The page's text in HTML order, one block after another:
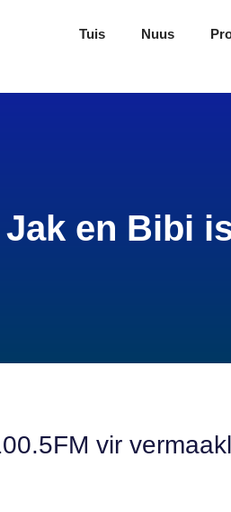
Tuis Nuus
Jak en Bibi
vir